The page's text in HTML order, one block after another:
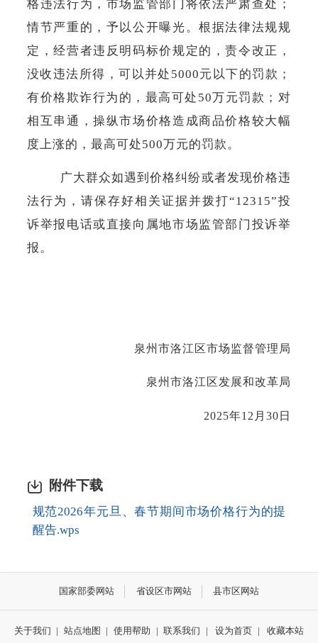
格违法行为，市场监管部门将依法严肃查处；
情节严重的，予以公开曝光。根据法律法规规
定，经营者违反明码标价规定的，责令改正，
没收违法所得，可以并处 5000元以下的罚款；
有价格欺诈行为的，最高可处50万元罚款；对
相互串通，操纵市场价格造成商品价格较大幅
度上涨的，最高可处500万元的罚款。
广大群众如遇到价格纠纷或者发现价格违
法行为，请保存好相关证据并拨打“12315”投
诉举报电话或直接向属地市场监管部门投诉举
报。
泉州市洛江区市场监督管理局
泉州市洛江区发展和改革局
2025年12 月 30 日
附件下载
规范2026年元旦、春节期间市场价格行为的提
醒告.wps
国家部委网站 省设区市网站 县市区网站
关于我们 | 站点地图 | 使用帮助 | 联系我们 | 设为首页 | 收藏本站